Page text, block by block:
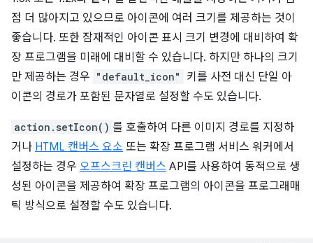
점 더 많아지고 있으므로 아이콘에 여러 크기를 제공하는 것이
좋습니다. 또한 잠재적인 아이콘 표시 크기 변경에 대비하여 확
장 프로그램을 미래에 대비할 수 있습니다. 하지만 하나의 크기
만 제공하는 경우 "default_icon"
키를 사전 대신 단일 아
이콘의 경로가 포함된 문자열로 설정할 수도 있습니다.
action.setIcon() 를 호출하여 다른 이미지 경로를 지정하
거나 HTML 캔버스 요소 또는 확장 프로그램 서비스 워커에서
설정하는 경우 오프스크린 캔버스 API를 사용하여 동적으로 생
성된 아이콘을 제공하여 확장 프로그램의 아이콘을 프로그래매
틱 방식으로 설정할 수도 있습니다.